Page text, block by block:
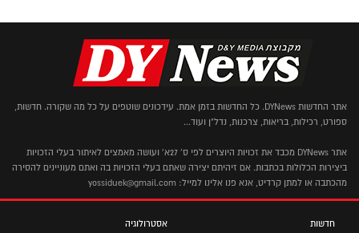
אתר החדשות DYNews. כל החדשות בזמן אמת. עידכונים שוטפים על כל מה שקורה. חדשות,
ספורט, רכילות, בריאות, צרכנות, נדל"ן ועוד...
אתר DYNews מכבד את זכויות היוצרים לפי ס' 27א' ועושה מאמצים לאיתור בעלי הזכויות
ביצירות הכלולות בכתבות. אם זיהיתם יצירה שאתם בעלי הזכויות בה ואתם מעוניינים להסירה
מהכתבה או למתן קרדיט, אנא פנו אלינו למייל: yossiduek@gmail.com
חדשות
אסטרולוגיה